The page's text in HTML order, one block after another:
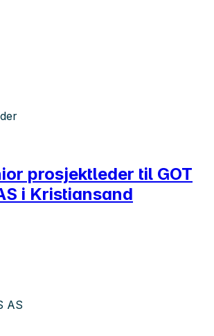
prosjektleder til GOT
i Kristiansand
AS